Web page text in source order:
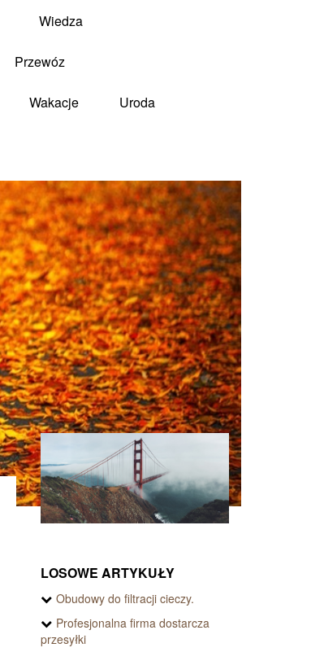
Wiedza
Przewóz
Wakacje Uroda
LOSOWE ARTYKUŁY
Obudowy do filtracji cieczy.
Profesjonalna firma dostarcza
przesyłki